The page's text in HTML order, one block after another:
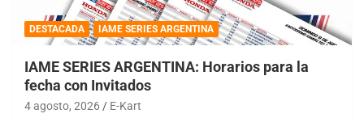
DESTACADA IAME SERIES ARGENTINA
IAME SERIES ARGENTINA: Horarios para la
fecha con Invitados
4 agosto, 2026 E-Kart